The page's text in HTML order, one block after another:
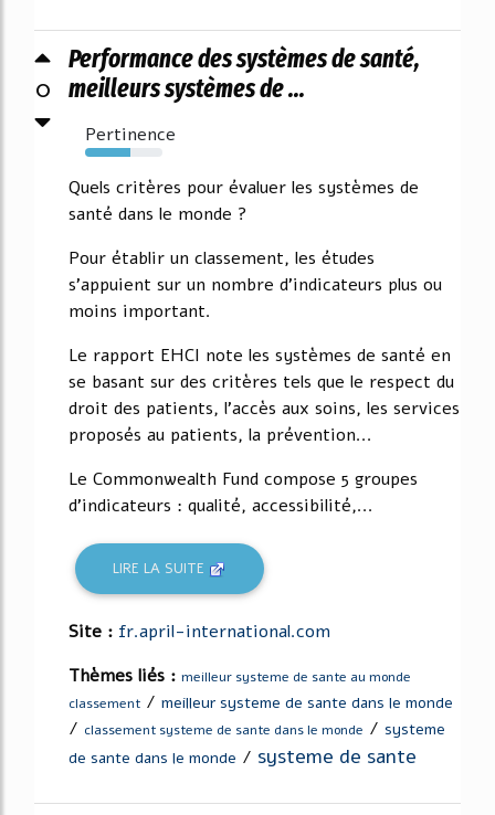
0
Performance des systèmes de santé,
meilleurs systèmes de ...
Pertinence
59%
Quels critères pour évaluer les systèmes de
santé dans le monde ?
Pour établir un classement, les études
s'appuient sur un nombre d'indicateurs plus ou
moins important.
Le rapport EHCI note les systèmes de santé en
se basant sur des critères tels que le respect du
droit des patients, l'accès aux soins, les services
proposés au patients, la prévention...
Le Commonwealth Fund compose 5 groupes
d'indicateurs : qualité, accessibilité,...
LIRE LA SUITE
Site : fr.april-international.com
Thèmes liés : meilleur systeme de sante au monde
classement / meilleur systeme de sante dans le monde
/ classement systeme de sante dans le monde / systeme
de sante dans le monde / systeme de sante